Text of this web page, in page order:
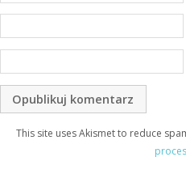
This site uses Akismet to reduce